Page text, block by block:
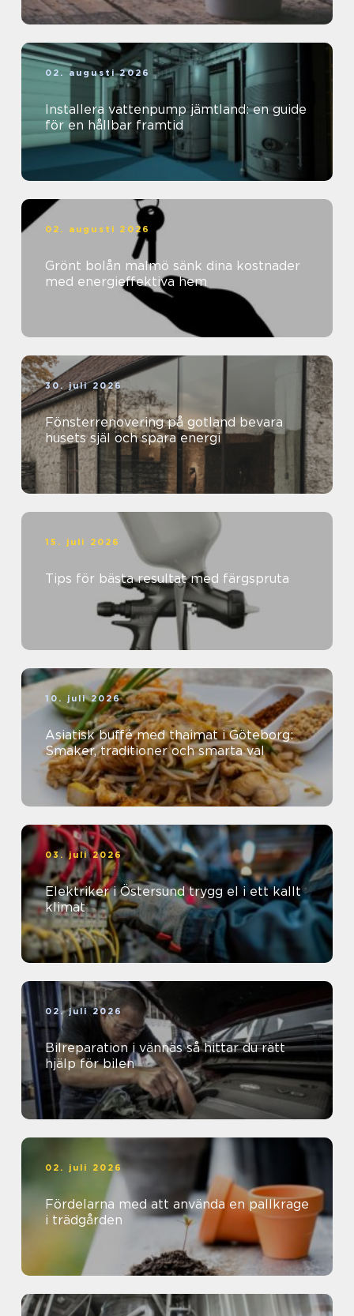
02. augusti 2026
Installera vattenpump jämtland: en guide
för en hållbar framtid
02. augusti 2026
Grönt bolån malmö sänk dina kostnader
med energieffektiva hem
30. juli 2026
Fönsterrenovering på gotland bevara
husets själ och spara energi
15. juli 2026
Tips för bästa resultat med färgspruta
10. juli 2026
Asiatisk buffé med thaimat i Göteborg:
Smaker, traditioner och smarta val
03. juli 2026
Elektriker i Östersund trygg el i ett kallt
klimat
02. juli 2026
Bilreparation i vännäs så hittar du rätt
hjälp för bilen
02. juli 2026
Fördelarna med att använda en pallkrage
i trädgården